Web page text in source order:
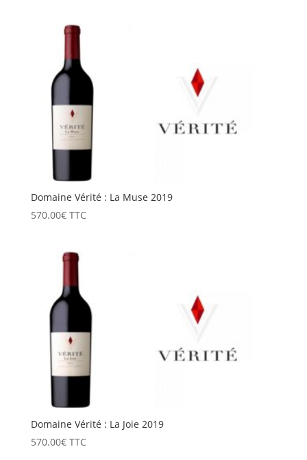
Domaine Vérité : La Muse 2019
570.00€ TTC
Domaine Vérité : La Joie 2019
570.00€ TTC